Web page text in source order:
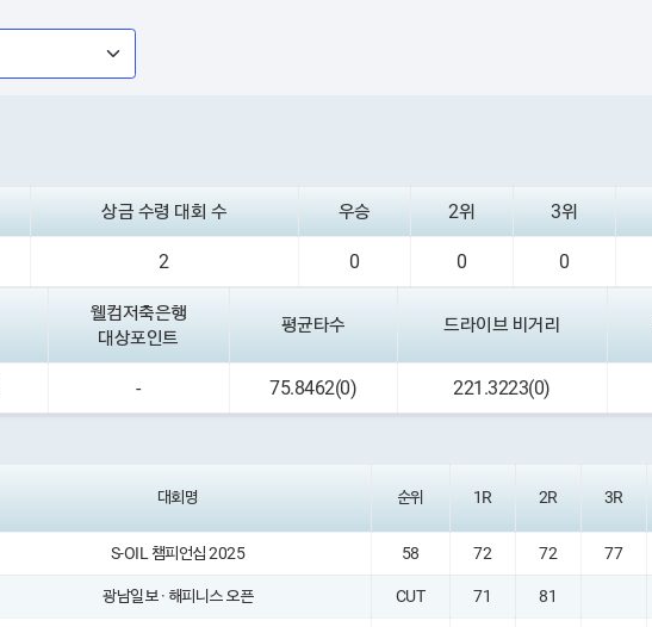
상금 수령 대회 수 우승 2위 3위
2 0 0 0
웰컴저축은행
대상포인트
평균타수 드라이브 비거리
- 75.8462(0) 221.3223(0)
대회명 순위 1R 2R 3R
S-OIL 챔피언십 2025 58 72 72 77
광남일보 · 해피니스 오픈 CUT 71 81